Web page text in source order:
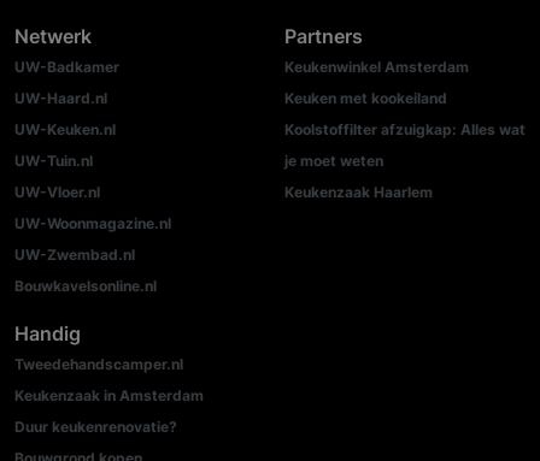
Netwerk
UW-Badkamer
UW-Haard.nl
UW-Keuken.nl
UW-Tuin.nl
UW-Vloer.nl
UW-Woonmagazine.nl
UW-Zwembad.nl
Bouwkavelsonline.nl
Partners
Keukenwinkel Amsterdam
Keuken met kookeiland
Koolstoffilter afzuigkap: Alles wat
je moet weten
Keukenzaak Haarlem
Handig
Tweedehandscamper.nl
Keukenzaak in Amsterdam
Duur keukenrenovatie?